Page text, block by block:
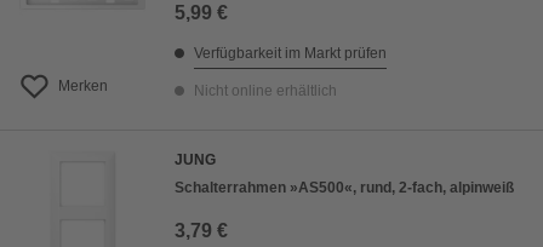
Merken
5,99 €
Verfügbarkeit im Markt prüfen
Nicht online erhältlich
JUNG
Schalterrahmen »AS500«, rund, 2-fach, alpinweiß
3,79 €